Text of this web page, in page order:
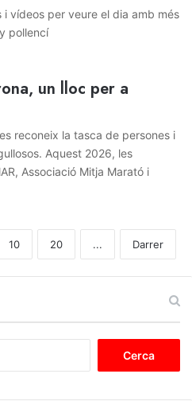
i vídeos per veure el dia amb més
pollencí
un lloc per a
reconeix la tasca de persones i
Aquest 2026, les
Associació Mitja Marató i
10 20 ... Darrer
c